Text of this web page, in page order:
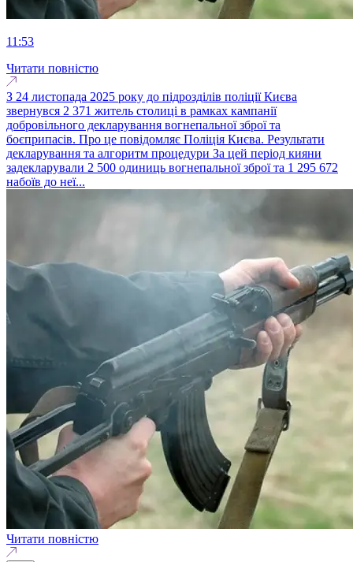
11:53
Читати повністю
З 24 листопада 2025 року до підрозділів поліції Києва
звернувся 2 371 житель столиці в рамках кампанії
добровільного декларування вогнепальної зброї та
боєприпасів. Про це повідомляє Поліція Києва. Результати
декларування та алгоритм процедури За цей період кияни
задекларували 2 500 одиниць вогнепальної зброї та 1 295 672
набоїв до неї...
Читати повністю